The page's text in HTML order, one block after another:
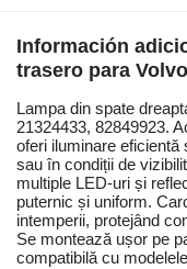
Información
trasero para
Lampa din spate
21324433, 82849923.
oferi iluminare eficientă
sau în condiții de
multiple LED-uri și
puternic și uniform.
intemperii, protejând
Se montează ușor pe
compatibilă cu